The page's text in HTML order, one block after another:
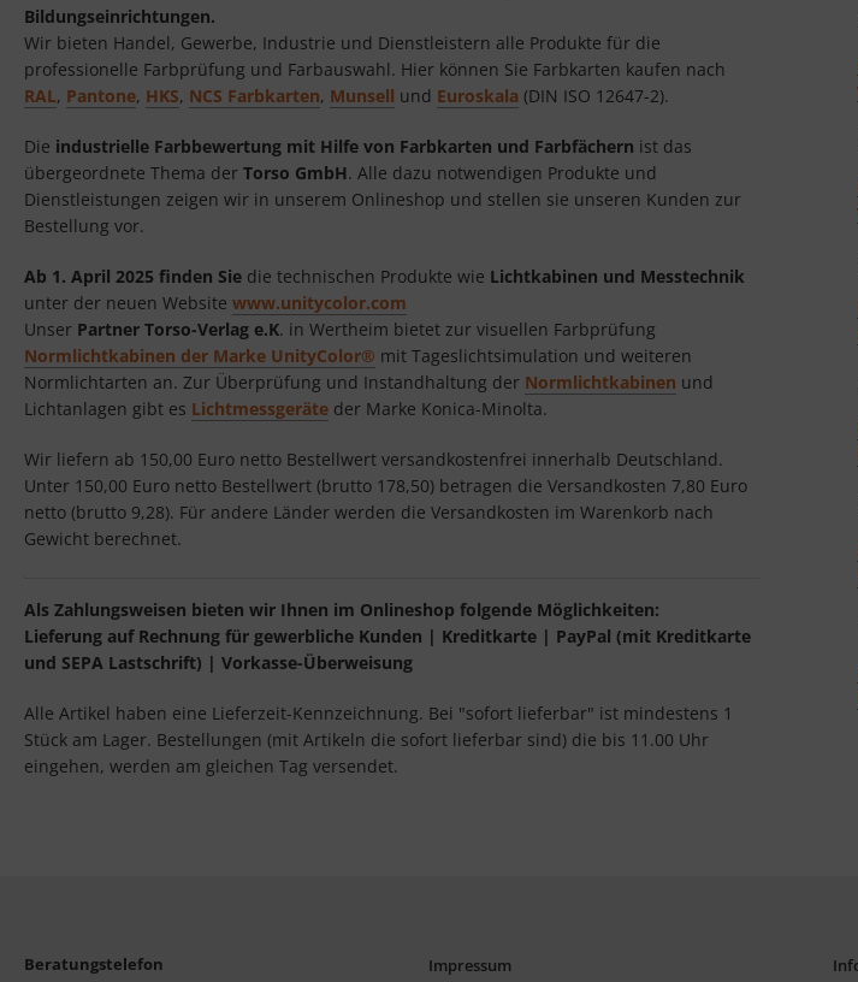
Bildungseinrichtungen.
Wir bieten Handel, Gewerbe, Industrie und Dienstleistern alle Produkte für die
professionelle Farbprüfung und Farbauswahl. Hier können Sie Farbkarten kaufen nach
RAL, Pantone, HKS, NCS Farbkarten, Munsell und Euroskala (DIN ISO 12647-2).
Die industrielle Farbbewertung mit Hilfe von Farbkarten und Farbfächern ist das
übergeordnete Thema der Torso GmbH. Alle dazu notwendigen Produkte und
Dienstleistungen zeigen wir in unserem Onlineshop und stellen sie unseren Kunden zur
Bestellung vor.
Ab 1. April 2025 finden Sie die technischen Produkte wie Lichtkabinen und Messtechnik
unter der neuen Website www.unitycolor.com
Unser Partner Torso-Verlag e.K. in Wertheim bietet zur visuellen Farbprüfung
Normlichtkabinen der Marke UnityColor® mit Tageslichtsimulation und weiteren
Normlichtarten an. Zur Überprüfung und Instandhaltung der Normlichtkabinen und
Lichtanlagen gibt es Lichtmessgeräte der Marke Konica-Minolta.
Wir liefern ab 150,00 Euro netto Bestellwert versandkostenfrei innerhalb Deutschland.
Unter 150,00 Euro netto Bestellwert (brutto 178,50) betragen die Versandkosten 7,80 Euro
netto (brutto 9,28). Für andere Länder werden die Versandkosten im Warenkorb nach
Gewicht berechnet.
Als Zahlungsweisen bieten wir Ihnen im Onlineshop folgende Möglichkeiten:
Lieferung auf Rechnung für gewerbliche Kunden | Kreditkarte | PayPal (mit Kreditkarte
und SEPA Lastschrift) | Vorkasse-Überweisung
Alle Artikel haben eine Lieferzeit-Kennzeichnung. Bei "sofort lieferbar" ist mindestens 1
Stück am Lager. Bestellungen (mit Artikeln die sofort lieferbar sind) die bis 11.00 Uhr
eingehen, werden am gleichen Tag versendet.
Beratungstelefon
Impressum